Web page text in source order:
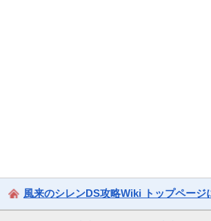
風来のシレンDS攻略Wiki トップページ